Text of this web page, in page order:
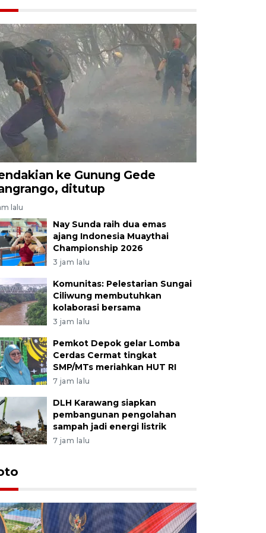
ke Gunung Gede
ditutup
lalu
Nay Sunda raih dua emas
ajang Indonesia Muaythai
Championship 2026
3 jam lalu
Komunitas: Pelestarian Sungai
Ciliwung membutuhkan
kolaborasi bersama
3 jam lalu
Pemkot Depok gelar Lomba
Cerdas Cermat tingkat
SMP/MTs meriahkan HUT RI
7 jam lalu
DLH Karawang siapkan
pembangunan pengolahan
sampah jadi energi listrik
7 jam lalu